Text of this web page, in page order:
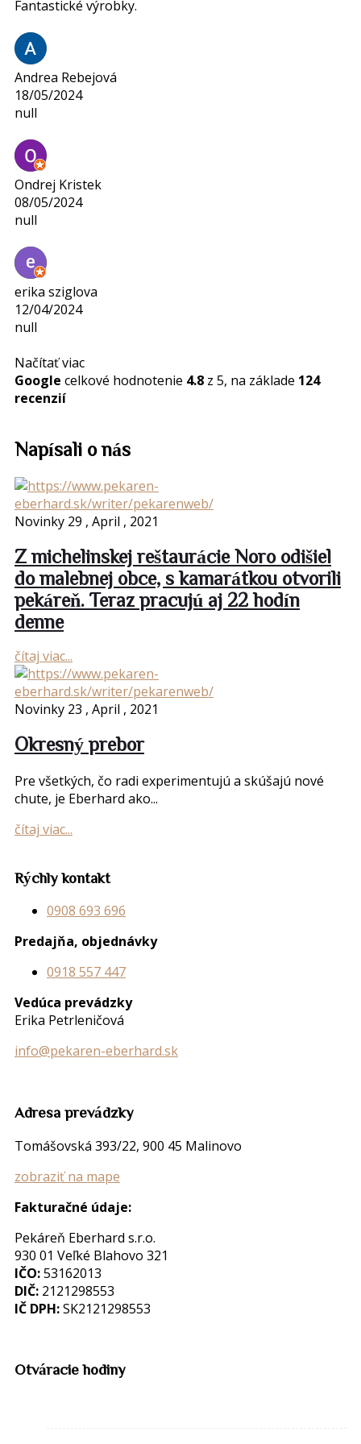
Fantastické výrobky.
Andrea Rebejová
18/05/2024
null
Ondrej Kristek
08/05/2024
null
erika sziglova
12/04/2024
null
Načítať viac
Google celkové hodnotenie 4.8 z 5, na základe 124
recenzií
Napísali o nás
Novinky 29 , April , 2021
Z michelinskej reštaurácie Noro odišiel
do malebnej obce, s kamarátkou otvorili
pekáreň. Teraz pracujú aj 22 hodín
denne
čítaj viac...
Novinky 23 , April , 2021
Okresný prebor
Pre všetkých, čo radi experimentujú a skúšajú nové
chute, je Eberhard ako...
čítaj viac...
Rýchly kontakt
0908 693 696
Predajňa, objednávky
0918 557 447
Vedúca prevádzky
Erika Petrleničová
info@pekaren-eberhard.sk
Adresa prevádzky
Tomášovská 393/22, 900 45 Malinovo
zobraziť na mape
Fakturačné údaje:
Pekáreň Eberhard s.r.o.
930 01 Veľké Blahovo 321
IČO:53162013
DIČ: 2121298553
IČ DPH:SK2121298553
Otváracie hodiny